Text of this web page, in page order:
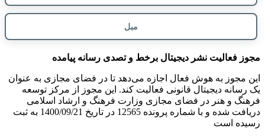
مبل
مجوز فعالیت نشر دیجیتال برخط و تصدی رسانه پیامده
این مجوز به هوش فعال اجازه می‌دهد تا در فضای مجازی به عنوان
یک رسانه دیجیتال قانونی فعالیت کند. این مجوز از مرکز توسعه
فرهنگ و هنر در فضای مجازی وزارت فرهنگ و ارشاد اسلامی
دریافت شده و با شماره پرونده 12565 در تاریخ 1400/09/21 به ثبت
رسیده است